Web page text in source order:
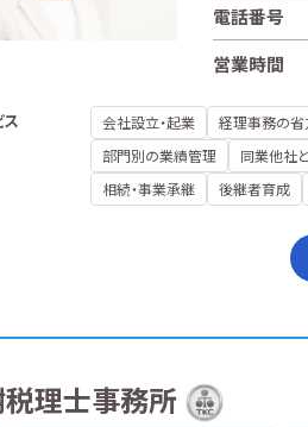
電話番号
営業時間
会社設立・起業 経理事務の省
部門別の業績管理
同業他社
相続・事業承継
後継者育成
理士事務所